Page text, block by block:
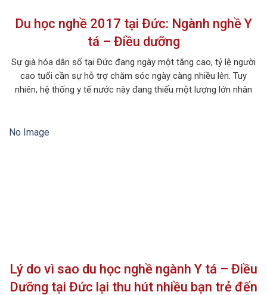
Du học nghề 2017 tại Đức: Ngành nghề Y
tá – Điều dưỡng
Sự già hóa dân số tại Đức đang ngày một tăng cao, tỷ lệ người
cao tuổi cần sự hỗ trợ chăm sóc ngày càng nhiều lên. Tuy
nhiên, hệ thống y tế nước này đang thiếu một lượng lớn nhân
No Image
Lý do vì sao du học nghề ngành Y tá – Điều
Dưỡng tại Đức lại thu hút nhiều bạn trẻ đến